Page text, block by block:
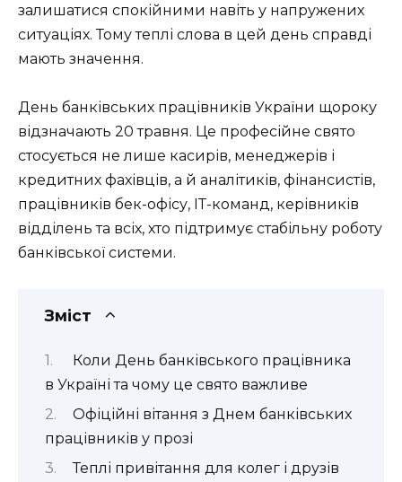
залишатися спокійними навіть у напружених
ситуаціях. Тому теплі слова в цей день справді
мають значення.
День банківських працівників України щороку
відзначають 20 травня. Це професійне свято
стосується не лише касирів, менеджерів і
кредитних фахівців, а й аналітиків, фінансистів,
працівників бек-офісу, ІТ-команд, керівників
відділень та всіх, хто підтримує стабільну роботу
банківської системи.
Зміст
Коли День банківського працівника
в Україні та чому це свято важливе
Офіційні вітання з Днем банківських
працівників у прозі
Теплі привітання для колег і друзів